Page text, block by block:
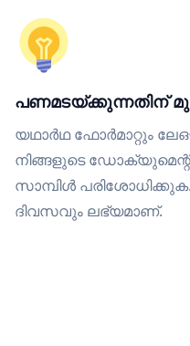
പണമടയ്ക്കുന്നതിന്
യഥാർഥ ഫോർമാറ്റും
നിങ്ങളുടെ
സാമ്പിൾ
ദിവസവും ലഭ്യമാണ്.